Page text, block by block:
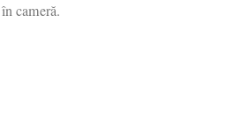
cameră.